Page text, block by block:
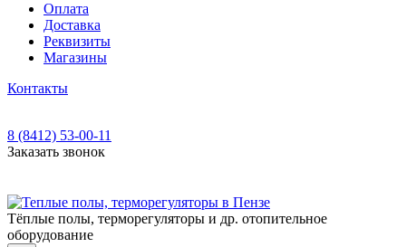
Оплата
Доставка
Реквизиты
Магазины
Контакты
8 (8412) 53-00-11
Заказать звонок
Тёплые полы, терморегуляторы и др. отопительное
оборудование